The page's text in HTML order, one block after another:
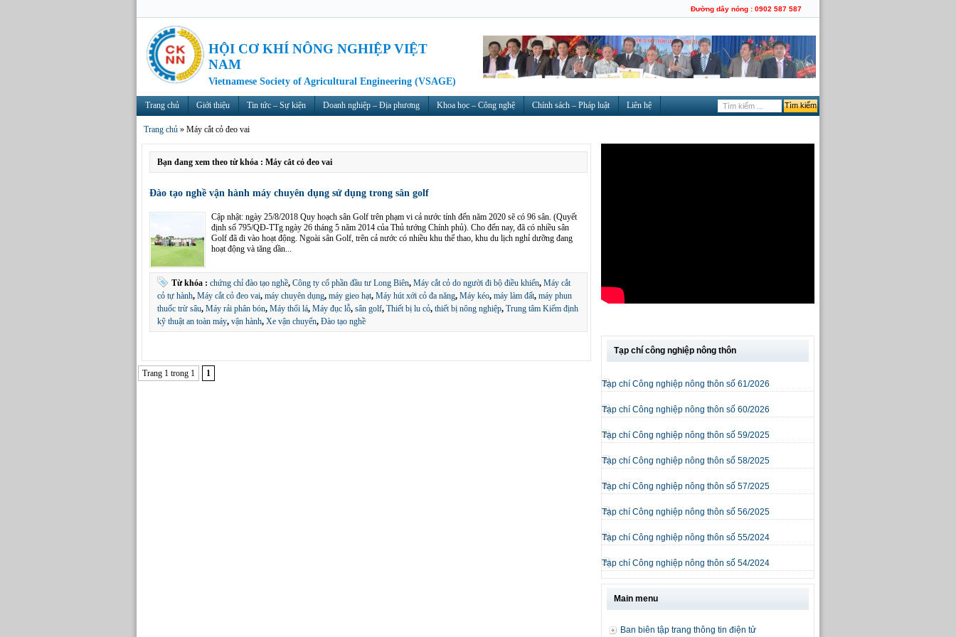
Đường dây nóng : 0902 587 587
HỘI CƠ KHÍ NÔNG NGHIỆP VIỆT
NAM
Vietnamese Society of Agricultural Engineering (VSAGE)
Trang chủ Giới thiệu Tin tức – Sự kiện Doanh nghiệp – Địa phương Khoa học – Công nghệ Chính sách – Pháp luật Liên hệ
Trang chủ » Máy cắt cỏ đeo vai
Bạn đang xem theo từ khóa : Máy cắt cỏ đeo vai
Đào tạo nghề vận hành máy chuyên dụng sử dụng trong sân golf
Cập nhật: ngày 25/8/2018 Quy hoạch sân Golf trên phạm vi cả nước tính đến năm 2020 sẽ có 96 sân. (Quyết
định số 795/QĐ-TTg ngày 26 tháng 5 năm 2014 của Thủ tướng Chính phủ). Cho đến nay, đã có nhiều sân
Golf đã đi vào hoạt động. Ngoài sân Golf, trên cả nước có nhiều khu thể thao, khu du lịch nghỉ dưỡng đang
hoạt động và tăng dần...
Từ khóa : chứng chỉ đào tạo nghề, Công ty cổ phần đầu tư Long Biên, Máy cắt cỏ do người đi bộ điều khiển, Máy cắt
cỏ tự hành, Máy cắt cỏ đeo vai, máy chuyên dụng, máy gieo hạt, Máy hút xới cỏ đa năng, Máy kéo, máy làm đất, máy phun
thuốc trừ sâu, Máy rải phân bón, Máy thổi lá, Máy đục lỗ, sân golf, Thiết bị lu cỏ, thiết bị nông nghiệp, Trung tâm Kiểm định
kỹ thuật an toàn máy, vận hành, Xe vận chuyển, Đào tạo nghề
Trang 1 trong 1 1
Tạp chí công nghiệp nông thôn
Tạp chí Công nghiệp nông thôn số 61/2026
Tạp chí Công nghiệp nông thôn số 60/2026
Tạp chí Công nghiệp nông thôn số 59/2025
Tạp chí Công nghiệp nông thôn số 58/2025
Tạp chí Công nghiệp nông thôn số 57/2025
Tạp chí Công nghiệp nông thôn số 56/2025
Tạp chí Công nghiệp nông thôn số 55/2024
Tạp chí Công nghiệp nông thôn số 54/2024
Main menu
Ban biên tập trang thông tin điện tử